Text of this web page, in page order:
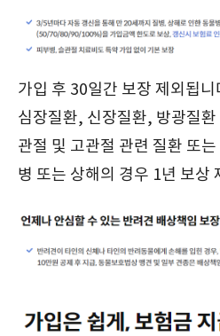
가입 후 30일간 보장 제외됩
심장질환, 신장질환, 방광질
관절 및 고관절 관련 질환 또
병 또는 상해의 경우 1년 보상